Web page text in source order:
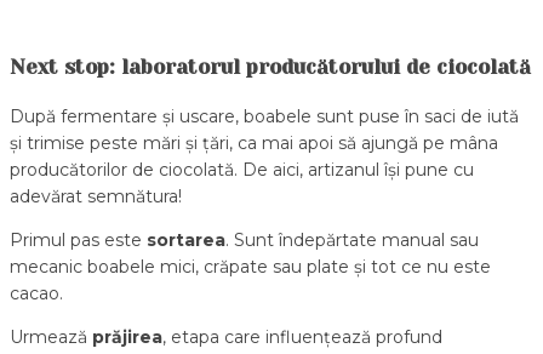
Next stop: laboratorul producătorului de ciocolată
După fermentare și uscare, boabele sunt puse în saci de iută
și trimise peste mări și țări, ca mai apoi să ajungă pe mâna
producătorilor de ciocolată. De aici, artizanul își pune cu
adevărat semnătura!
Primul pas este sortarea. Sunt îndepărtate manual sau
mecanic boabele mici, crăpate sau plate și tot ce nu este
cacao.
Urmează prăjirea, etapa care influențează profund